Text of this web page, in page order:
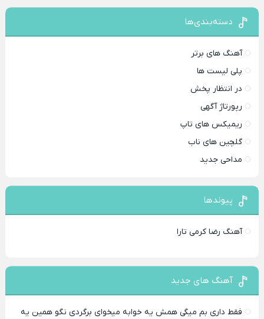
دسته‌بندی‌ها
آهنگ های برتر
پلی لیست ها
در انتظار پخش
رپورتاژ آگهی
ریمیکس های تاپ
گلچین های ناب
مداحی جدید
پیوندها
آهنگ رضا کرمی تارا
آهنگ های جدید
فقط داری بم میگی همش یه خوابه میخوای برگردی نگو همین یه